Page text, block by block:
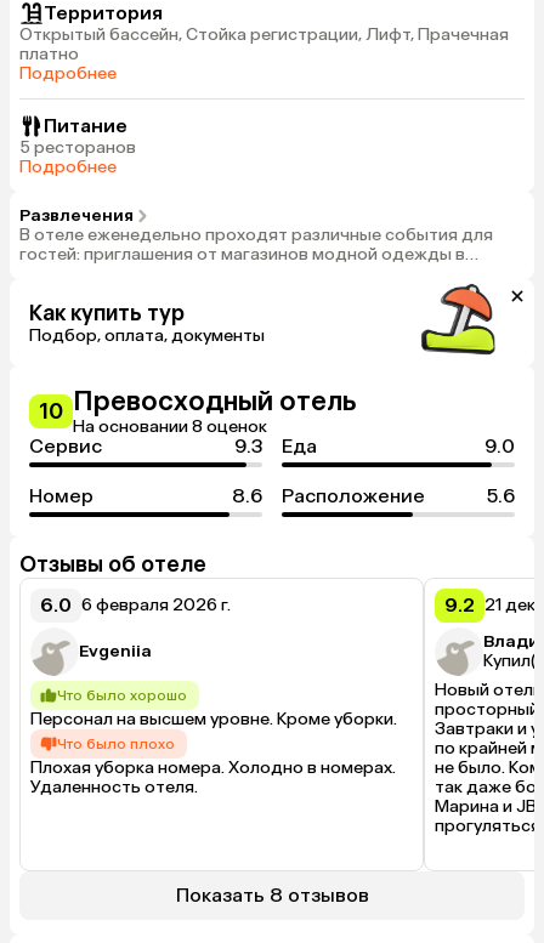
Территория
Открытый бассейн, Стойка регистрации, Лифт, Прачечная
платно
Подробнее
Питание
5 ресторанов
Подробнее
Развлечения
В отеле еженедельно проходят различные события для
гостей: приглашения от магазинов модной одежды в
миксологическом баре, модные вечеринки с закусками
около бассейна (платно)., Тренажерный зал, Живая музыка,
Массаж платно
Как купить тур
Подбор, оплата, документы
10 Превосходный отель
На основании 8 оценок
Сервис 9.3 Еда 9.0
Номер 8.6 Расположение 5.6
Отзывы об отеле
6.0 6 февраля 2026 г.
Evgeniia
Что было хорошо
Персонал на высшем уровне. Кроме уборки.
Что было плохо
Плохая уборка номера. Холодно в номерах.
Удаленность отеля.
9.2 21
Новый
просторный
Завтраки и
по крайней
не было.
так даже
Марина и
Показать 8 отзывов